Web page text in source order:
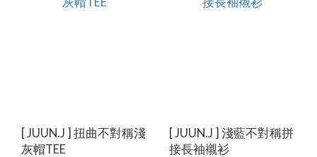
[ JUUN.J ] 扭曲不對稱淺
灰帽TEE
[ JUUN.J ] 淺藍不對稱拼
接長袖襯衫